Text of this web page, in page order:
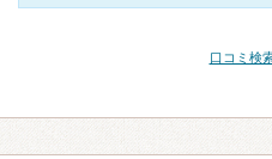
口コミ検